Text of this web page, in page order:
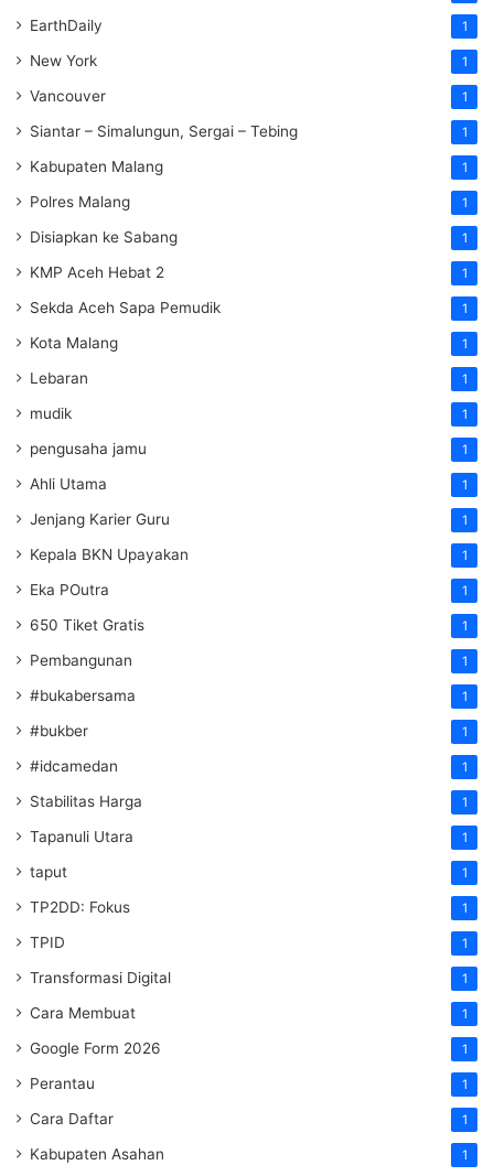
EarthDaily 1
New York 1
Vancouver 1
Siantar – Simalungun, Sergai – Tebing 1
Kabupaten Malang 1
Polres Malang 1
Disiapkan ke Sabang 1
KMP Aceh Hebat 2 1
Sekda Aceh Sapa Pemudik 1
Kota Malang 1
Lebaran 1
mudik 1
pengusaha jamu 1
Ahli Utama 1
Jenjang Karier Guru 1
Kepala BKN Upayakan 1
Eka POutra 1
650 Tiket Gratis 1
Pembangunan 1
#bukabersama 1
#bukber 1
#idcamedan 1
Stabilitas Harga 1
Tapanuli Utara 1
taput 1
TP2DD: Fokus 1
TPID 1
Transformasi Digital 1
Cara Membuat 1
Google Form 2026 1
Perantau 1
Cara Daftar 1
Kabupaten Asahan 1